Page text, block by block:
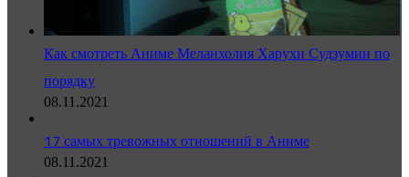
Как смотреть Аниме Меланхолия Харухи Судзумии по
порядку
08.11.2021
17 самых тревожных отношений в Аниме
08.11.2021